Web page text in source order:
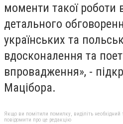
моменти такої роботи
детального
українських та
вдосконалення та
впровадження», -
Мацібора.
Якщо ви помітили помилку, виділіть необхідний
повідомити про це редакцію